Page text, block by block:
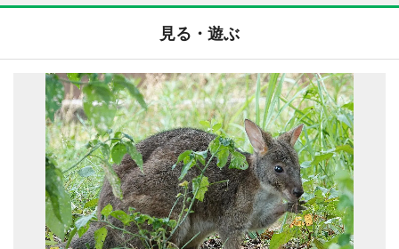
見る・遊ぶ